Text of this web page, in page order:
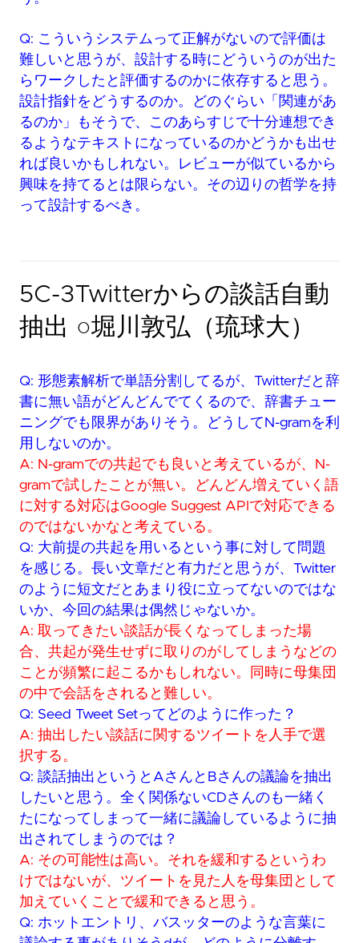
Q: こういうシステムって正解がないので評価は
難しいと思うが、設計する時にどういうのが出た
らワークしたと評価するのかに依存すると思う。
設計指針をどうするのか。どのぐらい「関連があ
るのか」もそうで、このあらすじで十分連想でき
るようなテキストになっているのかどうかも出せ
れば良いかもしれない。レビューが似ているから
興味を持てるとは限らない。その辺りの哲学を持
って設計するべき。
5C-3Twitterからの談話自動
抽出 ○堀川敦弘（琉球大）
Q: 形態素解析で単語分割してるが、Twitterだと辞
書に無い語がどんどんでてくるので、辞書チュー
ニングでも限界がありそう。どうしてN-gramを利
用しないのか。
A: N-gramでの共起でも良いと考えているが、N-
gramで試したことが無い。どんどん増えていく語
に対する対応はGoogle Suggest APIで対応できる
のではないかなと考えている。
Q: 大前提の共起を用いるという事に対して問題
を感じる。長い文章だと有力だと思うが、Twitter
のように短文だとあまり役に立ってないのではな
いか、今回の結果は偶然じゃないか。
A: 取ってきたい談話が長くなってしまった場
合、共起が発生せずに取りのがしてしまうなどの
ことが頻繁に起こるかもしれない。同時に母集団
の中で会話をされると難しい。
Q: Seed Tweet Setってどのように作った？
A: 抽出したい談話に関するツイートを人手で選
択する。
Q: 談話抽出というとAさんとBさんの議論を抽出
したいと思う。全く関係ないCDさんのも一緒く
たになってしまって一緒に議論しているように抽
出されてしまうのでは？
A: その可能性は高い。それを緩和するというわ
けではないが、ツイートを見た人を母集団として
加えていくことで緩和できると思う。
Q: ホットエントリ、バスッターのような言葉に